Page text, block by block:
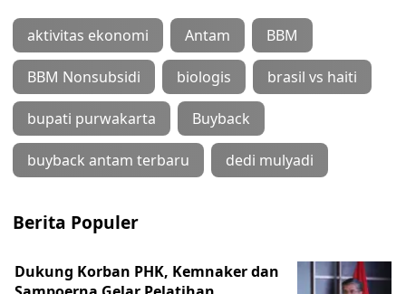
aktivitas ekonomi Antam BBM
BBM Nonsubsidi biologis brasil vs haiti
bupati purwakarta Buyback
buyback antam terbaru dedi mulyadi
Berita Populer
Dukung Korban PHK, Kemnaker dan